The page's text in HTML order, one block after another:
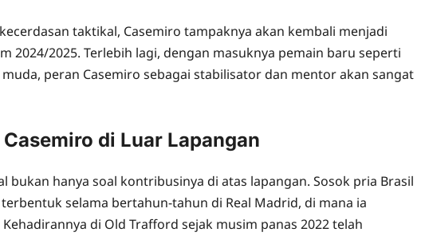
taktikal, Casemiro tampaknya akan kembali menjadi
2024/2025. Terlebih lagi, dengan masuknya pemain baru seperti
peran Casemiro sebagai stabilisator dan mentor akan sangat
di Luar Lapangan
bukan hanya soal kontribusinya di atas lapangan. Sosok pria Brasil
selama bertahun-tahun di Real Madrid, di mana ia
di Old Trafford sejak musim panas 2022 telah